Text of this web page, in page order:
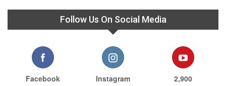
Follow Us On Social Media
Facebook Instagram 2,900